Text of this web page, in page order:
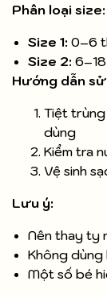
Phân loại size:
Size 1: 0–6
Size 2:
Hướng dẫn
Tiệt
dùng
Kiểm tra
Vệ sinh
Lưu ý:
Nên thay ty
Không dùng
Một số bé